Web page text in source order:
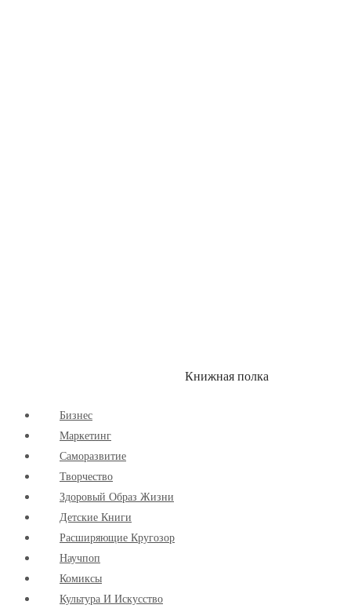
Книжная полка
Бизнес
Маркетинг
Cаморазвитие
Творчество
Здоровый Образ Жизни
Детские Книги
Расширяющие Кругозор
Научпоп
Комиксы
Культура И Искусство